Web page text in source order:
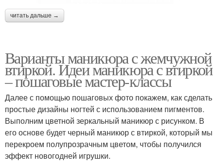
читать дальше →
Варианты маникюра с жемчужной
втиркой. Идеи маникюра с втиркой
– пошаговые мастер-классы
Далее с помощью пошаговых фото покажем, как сделать
простые дизайны ногтей с использованием пигментов.
Выполним цветной зеркальный маникюр с рисунком. В
его основе будет черный маникюр с втиркой, который мы
перекроем полупрозрачным цветом, чтобы получился
эффект новогодней игрушки.